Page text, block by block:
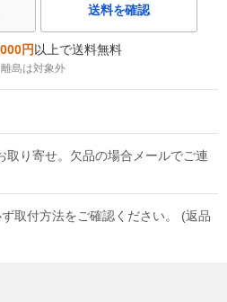
送料を確認
円 以上で送料無料
島は対象外
取り寄せ。欠品の場合メールでご連
取付方法をご確認ください。 (返品